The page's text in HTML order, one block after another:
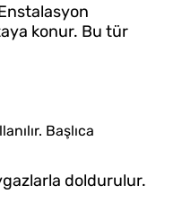
konur. Bu tür
Başlıca
doldurulur.